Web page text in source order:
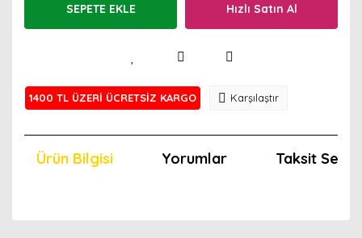
SEPETE EKLE Hızlı Satın Al
1400 TL ÜZERİ ÜCRETSİZ KARGO Karşılaştır
Ürün Bilgisi Yorumlar Taksit